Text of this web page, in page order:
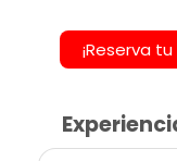
¡Reserva